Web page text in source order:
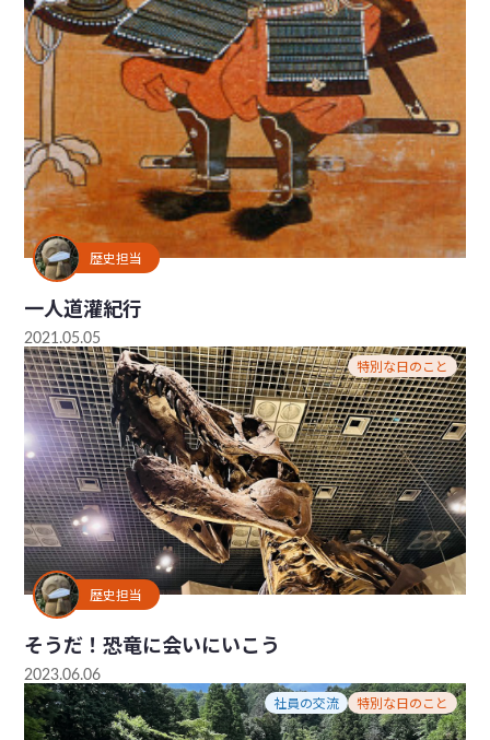
歴史担当
一人道灌紀行
2021.05.05
特別な日のこと
歴史担当
そうだ！恐竜に会いにいこう
2023.06.06
社員の交流 特別な日のこと